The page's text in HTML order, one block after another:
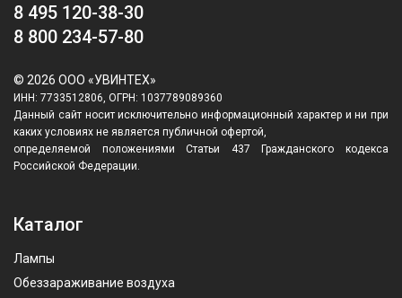
8 495 120-38-30
8 800 234-57-80
© 2026 ООО «УВИНТЕХ»
ИНН: 7733512806, ОГРН: 1037789089360
Данный сайт носит исключительно информационный характер и ни при
каких условиях не является публичной офертой,
определяемой положениями Статьи 437 Гражданского кодекса
Российской Федерации.
Каталог
Лампы
Обеззараживание воздуха